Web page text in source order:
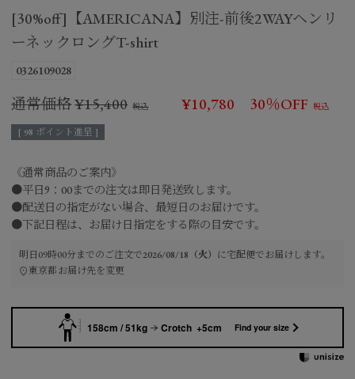
[30%off]【AMERICANA】別注-前後2WAYヘンリ
ーネックロングT-shirt
0326109028
通常価格¥15,400 ¥10,780 30％OFF
[ 98 ポイント進呈 ]
《通常商品のご案内》
●平日9：00までの注文は即日発送致します。
●配送日の指定がない場合、最短日のお届けです。
●下記日程は、お届け日指定をする際の目安です。
明日09時00分までのご注文で2026/08/18（火） に宅配便でお届けします。
東京都お届け先を変更
158cm / 51kg Crotch +5cm Find your size